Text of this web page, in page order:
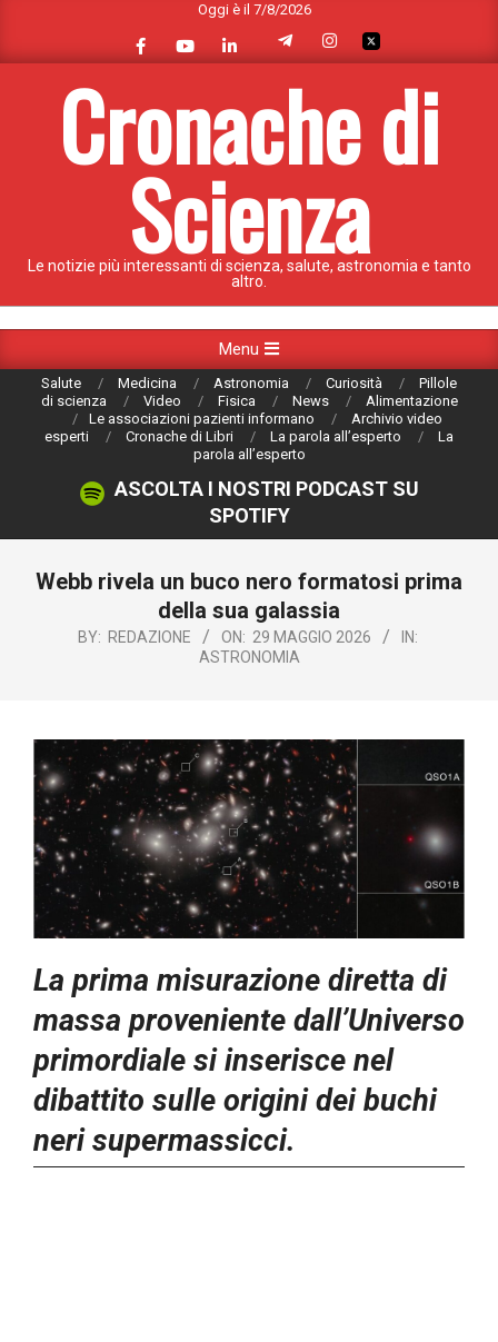
content
Oggi è il 7/8/2026
Cronache di
Scienza
Le notizie più interessanti di scienza, salute, astronomia e tanto
altro.
Navigation
Menu
Salute Medicina Astronomia Curiosità
Pillole
di scienza
Video Fisica News
Alimentazione
Le associazioni pazienti informano
Archivio video
esperti
Cronache di Libri La parola all’esperto
La
parola all’esperto
ASCOLTA I NOSTRI PODCAST SU
SPOTIFY
Webb rivela un buco nero formatosi prima
della sua galassia
BY: REDAZIONE ON: 29 MAGGIO 2026
IN:
ASTRONOMIA
La prima misurazione diretta di
massa proveniente dall’Universo
primordiale si inserisce nel
dibattito sulle origini dei buchi
neri supermassicci.